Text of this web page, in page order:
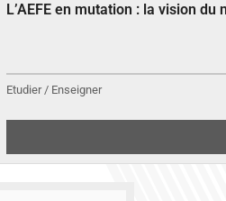
L’AEFE en mutation : la vision
Etudier / Enseigner